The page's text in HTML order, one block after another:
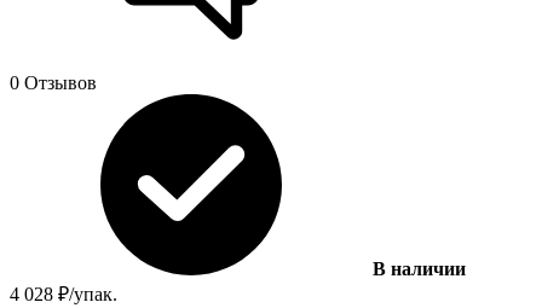
0 Отзывов
В наличии
4 028 ₽/упак.